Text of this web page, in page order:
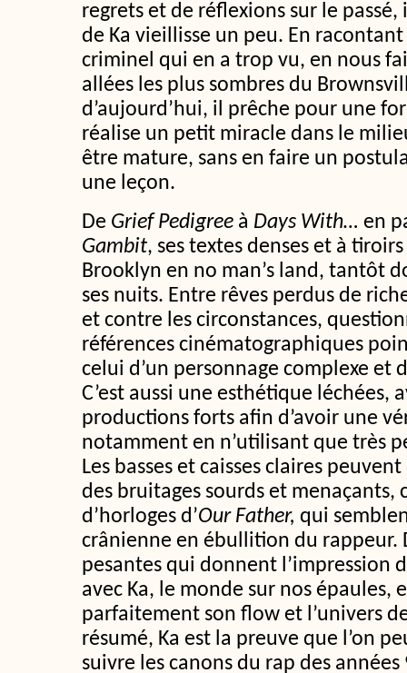
regrets et de réflexions sur le
de Ka vieillisse un peu. En
criminel qui en a trop vu, en nous
allées les plus sombres du
d’aujourd’hui, il prêche pour une
réalise un petit miracle dans le
être mature, sans en faire un
une leçon.
De Grief Pedigree à Days With… en
Gambit, ses textes denses et à
Brooklyn en no man’s land, tantôt
ses nuits. Entre rêves perdus de
et contre les circonstances,
références cinématographiques
celui d’un personnage complexe et
C’est aussi une esthétique léchées,
productions forts afin d’avoir une
notamment en n’utilisant que très
Les basses et caisses claires
des bruitages sourds et menaçants,
d’horloges d’Our Father, qui
crânienne en ébullition du rappeur.
pesantes qui donnent l’impression
avec Ka, le monde sur nos épaules,
parfaitement son flow et l’univers
résumé, Ka est la preuve que l’on
suivre les canons du rap des